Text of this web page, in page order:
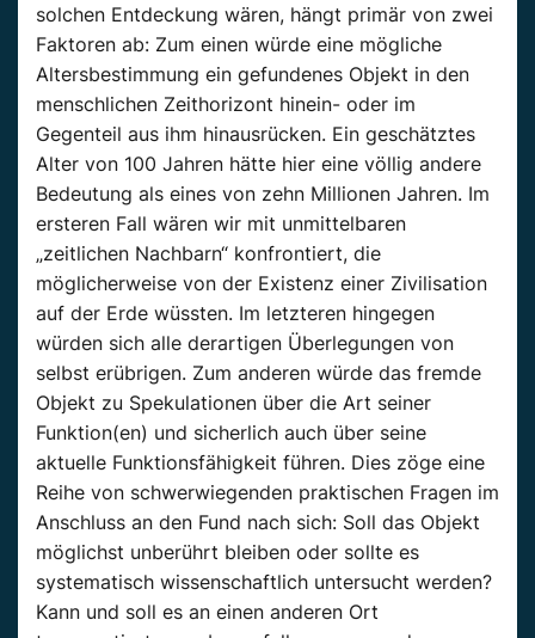
solchen Entdeckung wären, hängt primär von zwei
Faktoren ab: Zum einen würde eine mögliche
Altersbestimmung ein gefundenes Objekt in den
menschlichen Zeithorizont hinein- oder im
Gegenteil aus ihm hinausrücken. Ein geschätztes
Alter von 100 Jahren hätte hier eine völlig andere
Bedeutung als eines von zehn Millionen Jahren. Im
ersteren Fall wären wir mit unmittelbaren
„zeitlichen Nachbarn“ konfrontiert, die
möglicherweise von der Existenz einer Zivilisation
auf der Erde wüssten. Im letzteren hingegen
würden sich alle derartigen Überlegungen von
selbst erübrigen. Zum anderen würde das fremde
Objekt zu Spekulationen über die Art seiner
Funktion(en) und sicherlich auch über seine
aktuelle Funktionsfähigkeit führen. Dies zöge eine
Reihe von schwerwiegenden praktischen Fragen im
Anschluss an den Fund nach sich: Soll das Objekt
möglichst unberührt bleiben oder sollte es
systematisch wissenschaftlich untersucht werden?
Kann und soll es an einen anderen Ort